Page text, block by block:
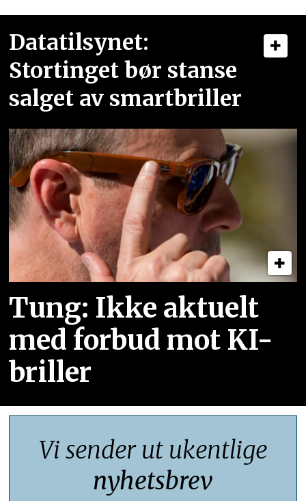
Datatilsynet:
Stortinget bør stanse
salget av smartbriller
Tung: Ikke aktuelt
med forbud mot KI-
briller
Vi sender ut ukentlige
nyhetsbrev